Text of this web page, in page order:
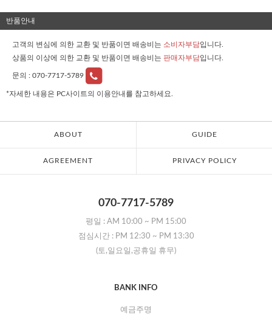
반품안내
고객의 변심에 의한 교환 및 반품이면 배송비는 소비자부담입니다.
상품의 이상에 의한 교환 및 반품이면 배송비는 판매자부담입니다.
문의 : 070-7717-5789
*자세한 내용은 PC사이트의 이용안내를 참고하세요.
ABOUT GUIDE
AGREEMENT PRIVACY POLICY
070-7717-5789
평일 : AM 10:00 ~ PM 15:00
점심시간 : PM 12:30 ~ PM 13:30
(토,일요일,공휴일 휴무)
BANK INFO
예금주명